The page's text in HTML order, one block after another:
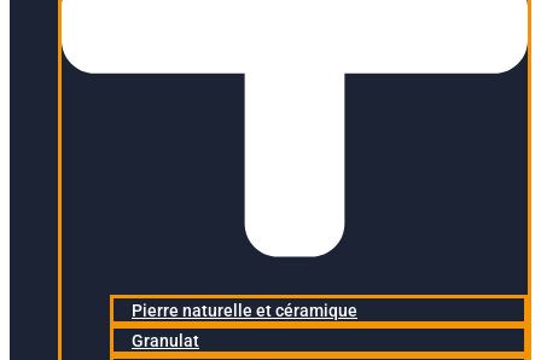
Pierre naturelle et céramique
Granulat